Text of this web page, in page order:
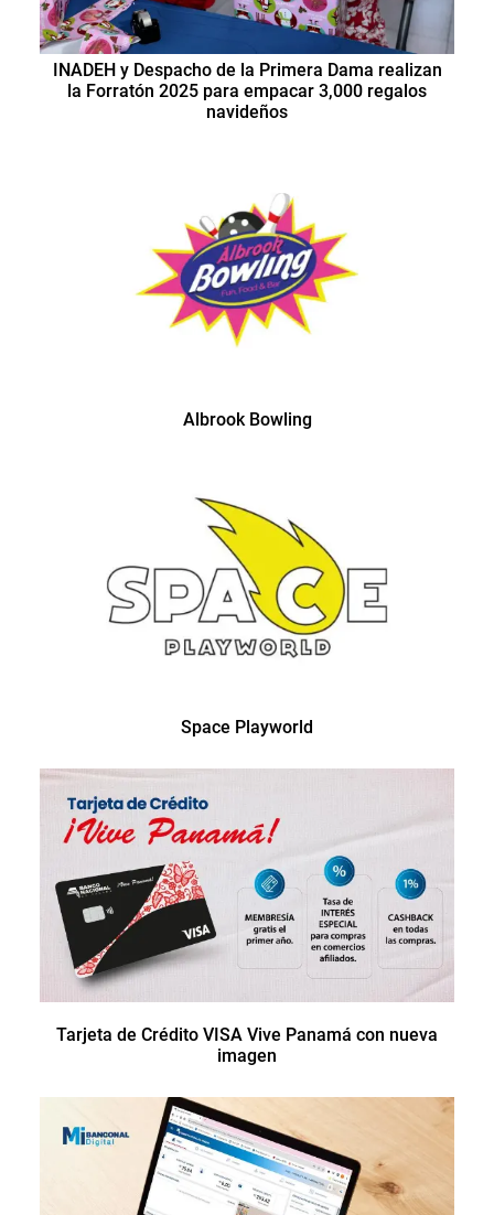
INADEH y Despacho de la Primera Dama realizan
la Forratón 2025 para empacar 3,000 regalos
navideños
Albrook Bowling
Space Playworld
Tarjeta de Crédito VISA Vive Panamá con nueva
imagen